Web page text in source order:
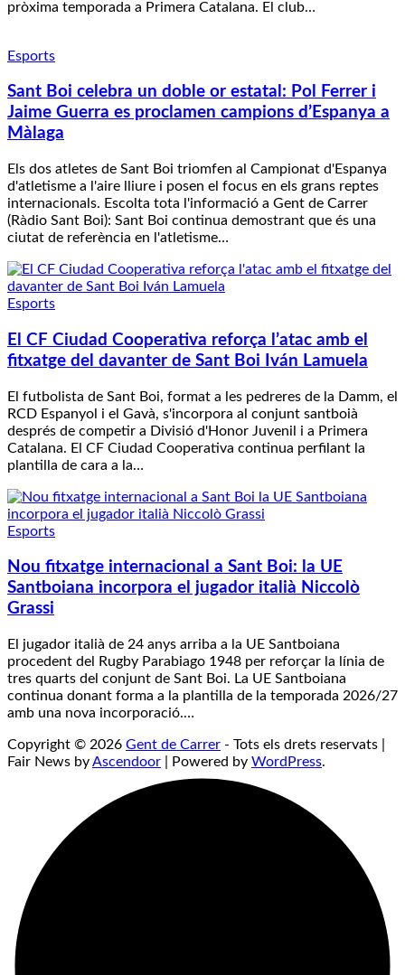
pròxima temporada a Primera Catalana. El club…
Esports
Sant Boi celebra un doble or estatal: Pol Ferrer i
Jaime Guerra es proclamen campions d’Espanya a
Màlaga
Els dos atletes de Sant Boi triomfen al Campionat d'Espanya
d'atletisme a l'aire lliure i posen el focus en els grans reptes
internacionals. Escolta tota l'informació a Gent de Carrer
(Ràdio Sant Boi): Sant Boi continua demostrant que és una
ciutat de referència en l'atletisme…
Esports
El CF Ciudad Cooperativa reforça l’atac amb el
fitxatge del davanter de Sant Boi Iván Lamuela
El futbolista de Sant Boi, format a les pedreres de la Damm, el
RCD Espanyol i el Gavà, s'incorpora al conjunt santboià
després de competir a Divisió d'Honor Juvenil i a Primera
Catalana. El CF Ciudad Cooperativa continua perfilant la
plantilla de cara a la…
Esports
Nou fitxatge internacional a Sant Boi: la UE
Santboiana incorpora el jugador italià Niccolò
Grassi
El jugador italià de 24 anys arriba a la UE Santboiana
procedent del Rugby Parabiago 1948 per reforçar la línia de
tres quarts del conjunt de Sant Boi. La UE Santboiana
continua donant forma a la plantilla de la temporada 2026/27
amb una nova incorporació.…
Copyright © 2026 Gent de Carrer - Tots els drets reservats |
Fair News byAscendoor | Powered by WordPress.